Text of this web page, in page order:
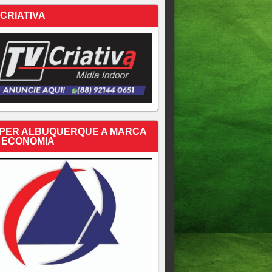
ALBUQUERQUE A MARCA
ECONOMIA